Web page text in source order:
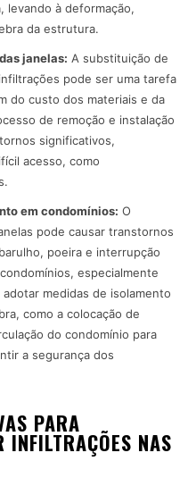
levando à deformação,
da estrutura.
janelas: A substituição de
pode ser uma tarefa
do custo dos materiais e da
de remoção e instalação
significativos,
acesso, como
em condomínios: O
pode causar transtornos
poeira e interrupção
especialmente
medidas de isolamento
como a colocação de
do condomínio para
a segurança dos
PARA
NAS